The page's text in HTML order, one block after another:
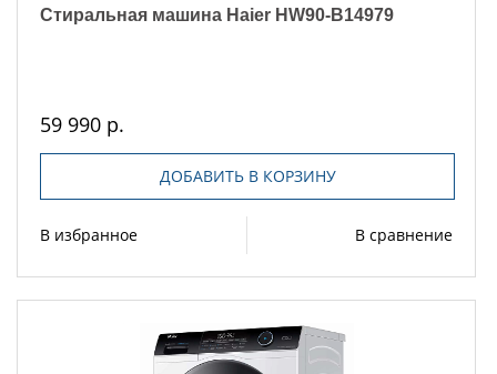
Стиральная машина Haier HW90-B14979
59 990 р.
ДОБАВИТЬ В КОРЗИНУ
В избранное В сравнение